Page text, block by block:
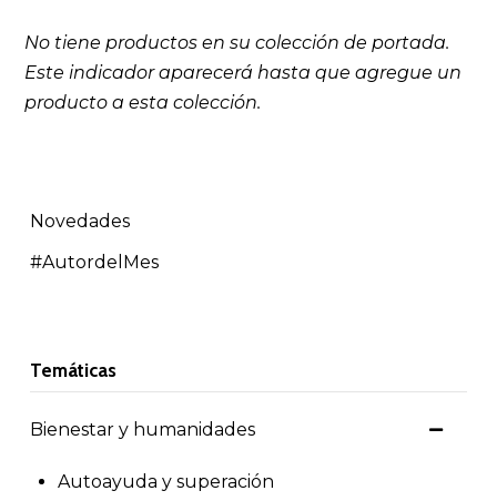
Novedades
#AutordelMes
Temáticas
Bienestar y humanidades
Autoayuda y superación
No tiene productos en su colección de portada.
Este indicador aparecerá hasta queagregue un
producto a esta colección.